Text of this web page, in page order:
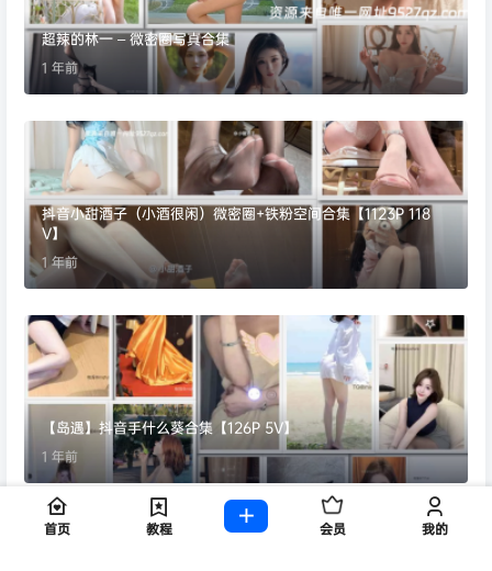
超辣的林一 – 微密圈写真合集
1 年前
抖音小甜酒子（小酒很闲）微密圈+铁粉空间合集【1123P 118
V】
1 年前
【岛遇】抖音手什么葵合集【126P 5V】
1 年前
首页 教程 会员 我的